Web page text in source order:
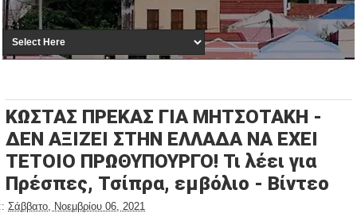
ΚΩΣΤΑΣ ΠΡΕΚΑΣ ΓΙΑ ΜΗΤΣΟΤΑΚΗ -
ΔΕΝ ΑΞΙΖΕΙ ΣΤΗΝ ΕΛΛΑΔΑ ΝΑ ΕΧΕΙ
ΤΕΤΟΙΟ ΠΡΩΘΥΠΟΥΡΓΟ! Τι λέει για
Πρέσπες, Τσίπρα, εμβόλιο - Βίντεο
Σάββατο, Νοεμβρίου 06, 2021